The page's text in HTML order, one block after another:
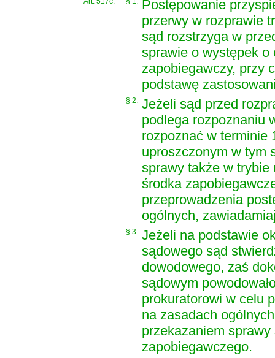
Postępowanie
przerwy w rozprawie
sąd rozstrzyga w
sprawie o występek o
zapobiegawczy, przy
podstawę
§ 2. Jeżeli sąd przed
podlega rozpoznaniu
rozpoznać w terminie
uproszczonym w tym
sprawy także w trybie
środka
przeprowadzenia
ogólnych,
§ 3. Jeżeli na podstawie
sądowego sąd
dowodowego, zaś
sądowym
prokuratorowi w celu
na zasadach
przekazaniem
zapobiegawczego.